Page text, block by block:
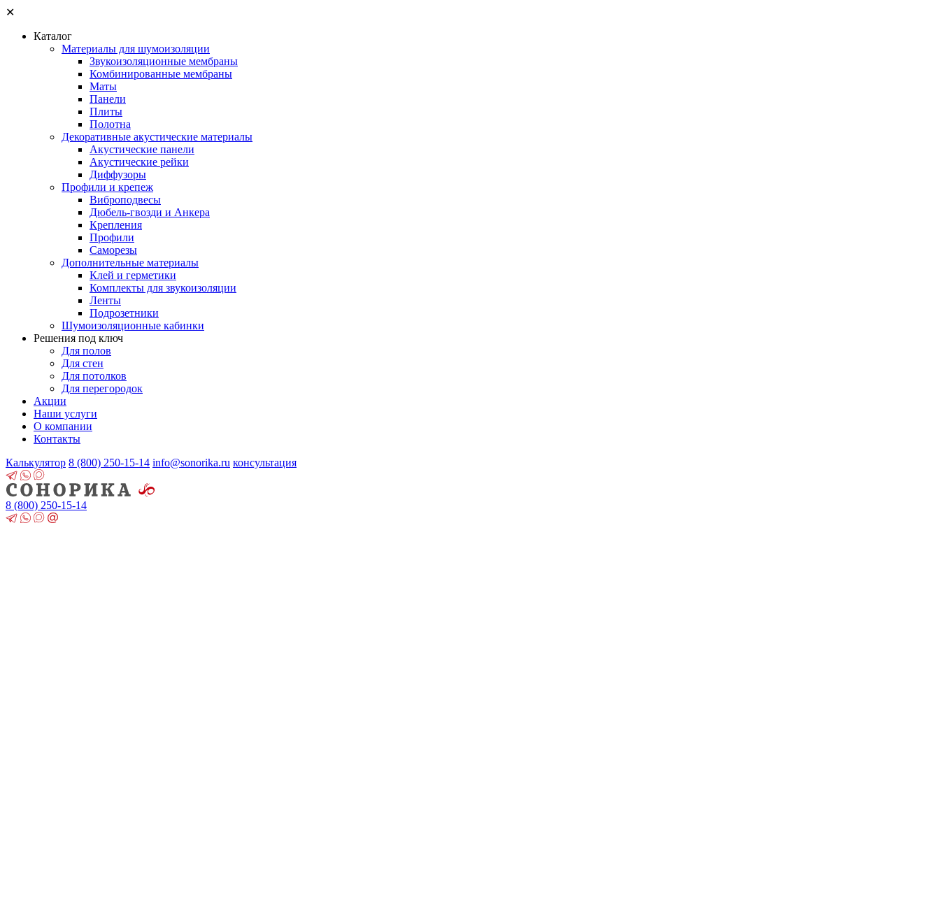
✕
Каталог
Материалы для шумоизоляции
Звукоизоляционные мембраны
Комбинированные мембраны
Маты
Панели
Плиты
Полотна
Декоративные акустические материалы
Акустические панели
Акустические рейки
Диффузоры
Профили и крепеж
Виброподвесы
Дюбель-гвозди и Анкера
Крепления
Профили
Саморезы
Дополнительные материалы
Клей и герметики
Комплекты для звукоизоляции
Ленты
Подрозетники
Шумоизоляционные кабинки
Решения под ключ
Для полов
Для стен
Для потолков
Для перегородок
Акции
Наши услуги
О компании
Контакты
Калькулятор 8 (800) 250-15-14 info@sonorika.ru консультация
8 (800) 250-15-14